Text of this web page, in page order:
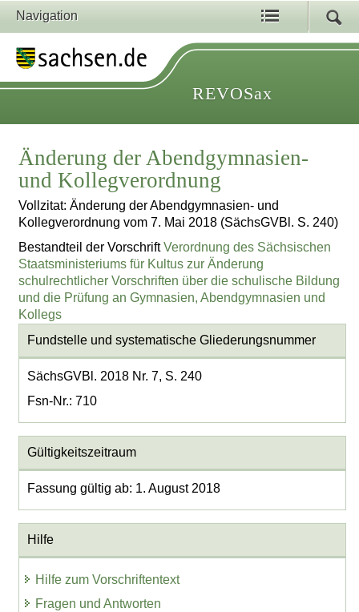
Navigation
REVOSax
Änderung der Abendgymnasien-
und Kollegverordnung
Vollzitat: Änderung der Abendgymnasien- und
Kollegverordnung vom 7. Mai 2018 (SächsGVBl. S. 240)
Bestandteil der VorschriftVerordnung des Sächsischen
Staatsministeriums für Kultus zur Änderung
schulrechtlicher Vorschriften über die schulische Bildung
und die Prüfung an Gymnasien, Abendgymnasien und
Kollegs
Fundstelle und systematische Gliederungsnummer
SächsGVBl. 2018 Nr. 7, S. 240
Fsn-Nr.: 710
Gültigkeitszeitraum
Fassung gültig ab: 1. August 2018
Hilfe
Hilfe zum Vorschriftentext
Fragen und Antworten